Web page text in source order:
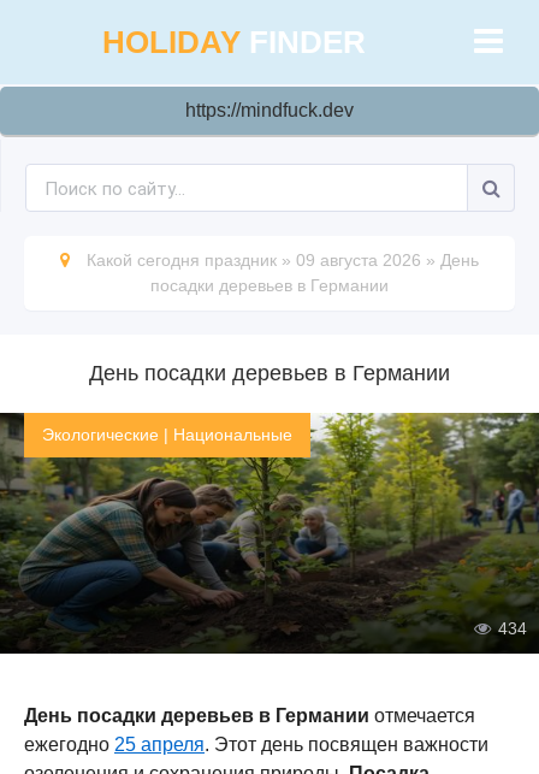
HOLIDAY FINDER
https://mindfuck.dev
Какой сегодня праздник » 09 августа 2026 » День
посадки деревьев в Германии
День посадки деревьев в Германии
Экологические | Национальные
434
День посадки деревьев в Германии отмечается
ежегодно 25 апреля. Этот день посвящен важности